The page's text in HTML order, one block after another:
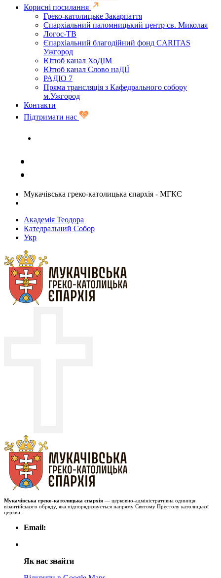
Корисні посилання
Греко-католицьке Закарпаття
Єпархіальний паломницький центр св. Миколая
Логос-ТВ
Єпархіальний благодійний фонд CARITAS
Ужгород
Ютюб канал ХоДІМ
Ютюб канал Слово наДІЇ
РАДІО 7
Пряма трансляція з Кафедрального собору
м.Ужгород
Контакти
Підтримати нас
Мукачівська греко-католицька єпархія - МГКЄ
Академія Теодора
Катедральний Собор
Укр
Мукачівська греко-католицька єпархія — церковно-адміністративна одиниця
візантійського обряду, яка підпорядковується напряму Святому Престолу католицької
церкви.
Email:
Як нас знайти